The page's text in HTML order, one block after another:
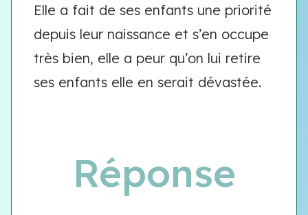
Elle a fait de ses enfants une priorité
depuis leur naissance et s’en occupe
très bien, elle a peur qu’on lui retire
ses enfants elle en serait dévastée.
Réponse